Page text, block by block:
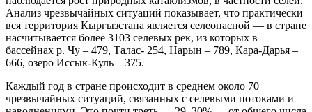
Анализ чрезвычайных ситуаций показывает, что практически
вся территория Кыргызстана является селеопасной — в стране
насчитывается более 3103 селевых рек, из которых в
бассейнах р. Чу – 479, Талас- 254, Нарын – 789, Кара-Дарья –
666, озеро Иссык-Куль – 375.
Каждый год в стране происходит в среднем около 70
чрезвычайных ситуаций, связанных с селевыми потоками и